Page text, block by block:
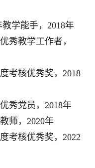
教学能手，2018年
秀教学工作者，
考核优秀奖 ，2018
秀党员 ，2018年
师 ，2020年
考核优秀奖 ，2022